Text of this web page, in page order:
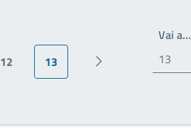
Pagina
12
Pagina attuale
13
Prossima pagina
Vai a…